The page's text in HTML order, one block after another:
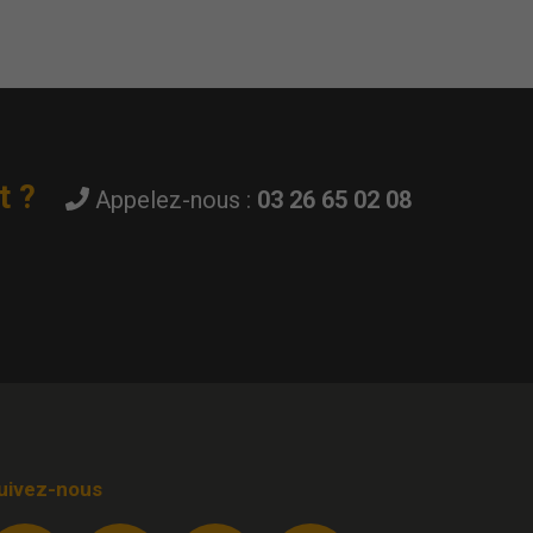
? Appelez-nous : 03 26 65 02 08
nous